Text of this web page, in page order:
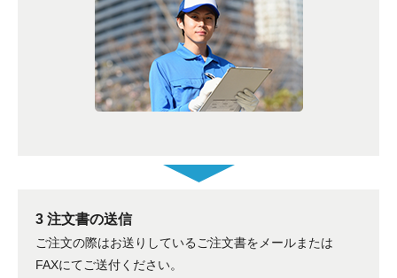
3 注文書の送信
ご注文の際はお送りしているご注文書をメールまたは
FAXにてご送付ください。